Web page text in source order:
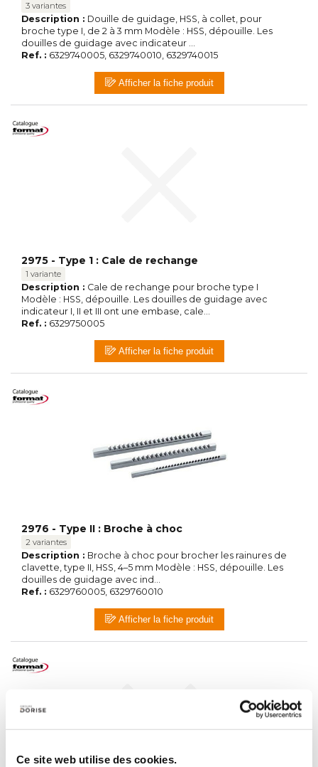
Ce site web utilise des cookies.
3 variantes
Description : Douille de guidage, HSS, à collet, pour
broche type I, de 2 à 3 mm Modèle : HSS, dépouille. Les
douilles de guidage avec indicateur ...
Ref. : 6329740005, 6329740010, 6329740015
Afficher la fiche produit
2975 - Type 1 : Cale de rechange
1 variante
Description : Cale de rechange pour broche type I
Modèle : HSS, dépouille. Les douilles de guidage avec
indicateur I, II et III ont une embase, cale...
Ref. : 6329750005
Afficher la fiche produit
2976 - Type II : Broche à choc
2 variantes
Description : Broche à choc pour brocher les rainures de
clavette, type II, HSS, 4–5 mm Modèle : HSS, dépouille. Les
douilles de guidage avec ind...
Ref. : 6329760005, 6329760010
Afficher la fiche produit